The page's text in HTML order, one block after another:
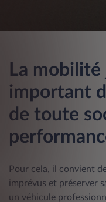
La
important
de toute
Pour cela, il convient
imprévus et préserver
un véhicule